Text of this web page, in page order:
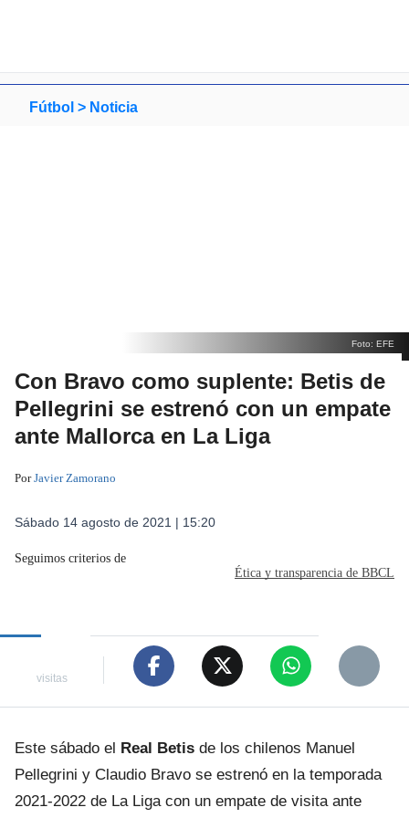
Fútbol > Noticia
Foto: EFE
Con Bravo como suplente: Betis de
Pellegrini se estrenó con un empate
ante Mallorca en La Liga
PorJavier Zamorano
Sábado 14 agosto de 2021 | 15:20
Seguimos criterios de
Ética y transparencia de BBCL
visitas
Este sábado el Real Betis de los chilenos Manuel
Pellegrini y Claudio Bravo se estrenó en la temporada
2021-2022 de La Liga con un empate de visita ante